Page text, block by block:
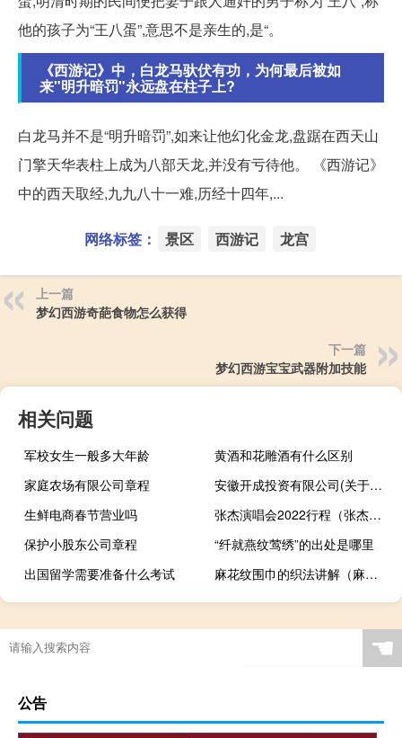
他的孩子为“王八蛋”,意思不是亲生的,是“。
《西游记》中，白龙马驮伏有功，为何最后被如
来"明升暗罚"永远盘在柱子上?
白龙马并不是“明升暗罚”,如来让他幻化金龙,盘踞在西天山
门擎天华表柱上成为八部天龙,并没有亏待他。 《西游记》
中的西天取经,九九八十一难,历经十四年,...
网络标签： 景区 西游记 龙宫
上一篇
梦幻西游奇葩食物怎么获得
下一篇
梦幻西游宝宝武器附加技能
相关问题
军校女生一般多大年龄
黄酒和花雕酒有什么区别
家庭农场有限公司章程
安徽开成投资有限公司(关于安徽开成投资有限公司简述)
生鲜电商春节营业吗
张杰演唱会2022行程（张杰免费演唱会）
保护小股东公司章程
“纤就燕纹莺绣”的出处是哪里
出国留学需要准备什么考试
麻花纹围巾的织法讲解（麻花围巾的织法图解）
☚
公告